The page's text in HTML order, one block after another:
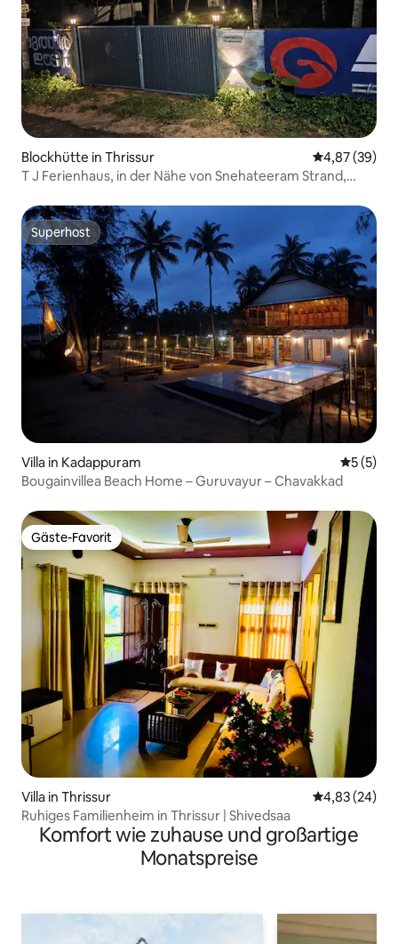
Blockhütte in Thrissur
4,87 (39)
T J Ferienhaus, in der Nähe von Snehateeram Strand,
Superhost
Superhost
Villa in Kadappuram
5 (5)
Bougainvillea Beach Home – Guruvayur – Chavakkad
Gäste-Favorit
Gäste-Favorit
Villa in Thrissur
4,83 (24)
Ruhiges Familienheim in Thrissur | Shivedsaa
Komfort wie zuhause und großartige
Monatspreise